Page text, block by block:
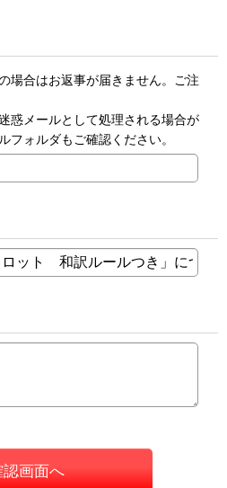
場合はお返事が届きません。ご注
惑メールとして処理される場合が
フォルダもご確認ください。
画面へ